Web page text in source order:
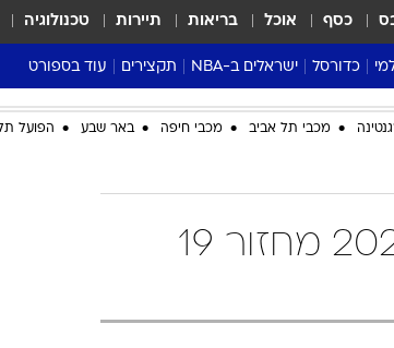
כסף אוכל בריאות תיירות טכנולוגיה
כדורסל
ליגת העל
נבחרות ישראל בכדורסל
ישראלים ב-NBA
דני אבדיה
תקצירים עוד בספורט
מונדיאל 2026
NBA
מכבי תל אביב מכבי חיפה באר שבע הפועל
טבלת ליגה ספרדית 2025/26 מחזור 19